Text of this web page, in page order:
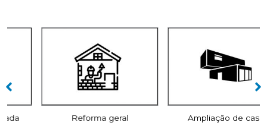
Reforma geral Ampliação de casa